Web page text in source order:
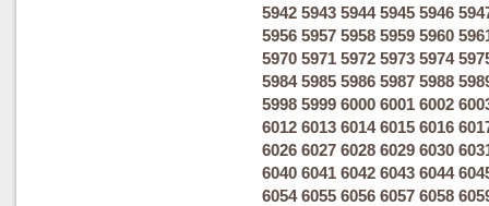
5942 5943 5944 5945 5946
5956 5957 5958 5959 5960
5970 5971 5972 5973 5974
5984 5985 5986 5987 5988
5998 5999 6000 6001 6002
6012 6013 6014 6015 6016
6026 6027 6028 6029 6030
6040 6041 6042 6043 6044
6054 6055 6056 6057 6058